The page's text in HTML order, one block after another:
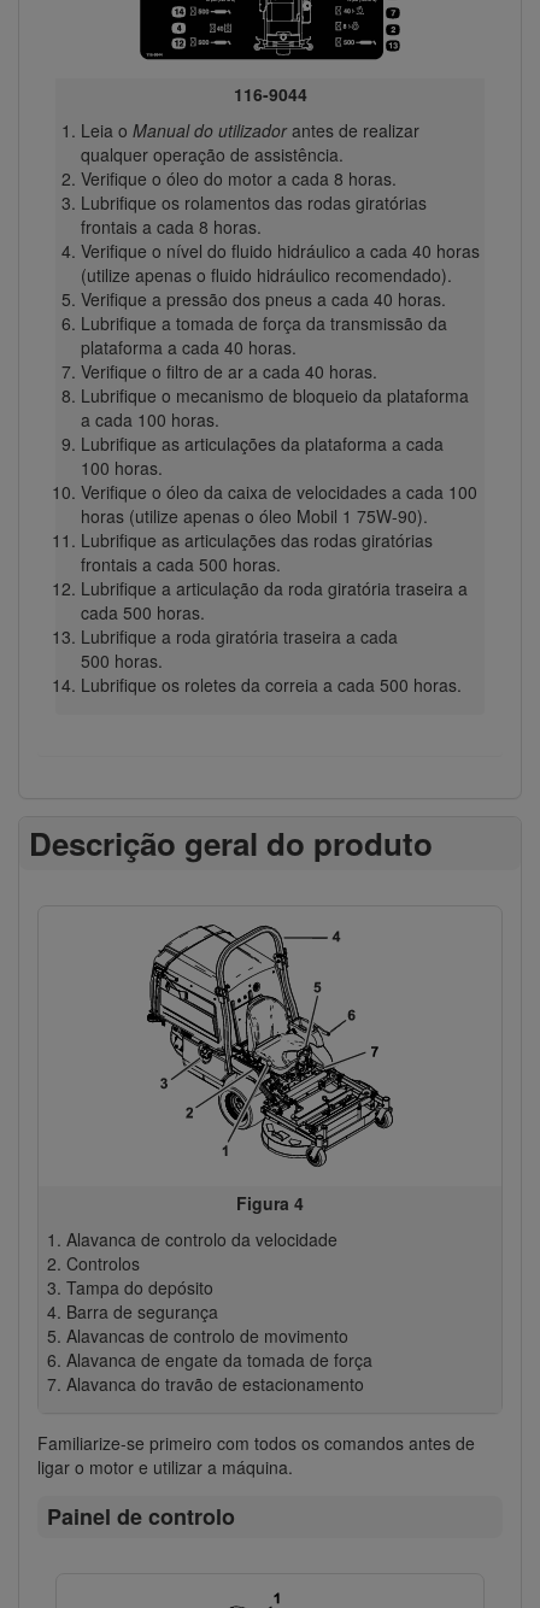
116-9044
Leia o Manual do utilizadorantes de realizar
qualquer operação de assistência.
Verifique o óleo do motor a cada 8 horas.
Lubrifique os rolamentos das rodas giratórias
frontais a cada 8 horas.
Verifique o nível do fluido hidráulico a cada 40 horas
(utilize apenas o fluido hidráulico recomendado).
Verifique a pressão dos pneus a cada 40 horas.
Lubrifique a tomada de força da transmissão da
plataforma a cada 40 horas.
Verifique o filtro de ar a cada 40 horas.
Lubrifique o mecanismo de bloqueio da plataforma
a cada 100 horas.
Lubrifique as articulações da plataforma a cada
100 horas.
Verifique o óleo da caixa de velocidades a cada 100
horas (utilize apenas o óleo Mobil 1 75W-90).
Lubrifique as articulações das rodas giratórias
frontais a cada 500 horas.
Lubrifique a articulação da roda giratória traseira a
cada 500 horas.
Lubrifique a roda giratória traseira a cada
500 horas.
Lubrifique os roletes da correia a cada 500 horas.
Descrição geral do produto
Figura 4
Alavanca de controlo da velocidade
Controlos
Tampa do depósito
Barra de segurança
Alavancas de controlo de movimento
Alavanca de engate da tomada de força
Alavanca do travão de estacionamento
Familiarize-se primeiro com todos os comandos antes de
ligar o motor e utilizar a máquina.
Painel de controlo